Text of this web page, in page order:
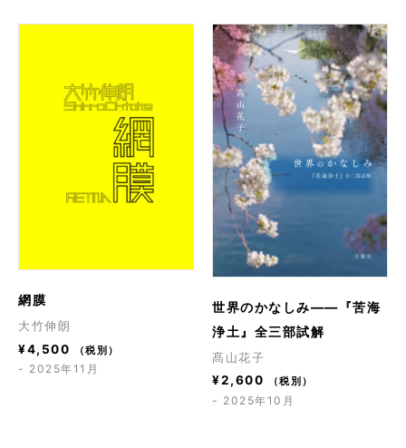
網膜
大竹伸朗
¥4,500 （税別）
- 2025年11月
世界のかなしみ――『苦海
浄土』全三部試解
髙山花子
¥2,600 （税別）
- 2025年10月